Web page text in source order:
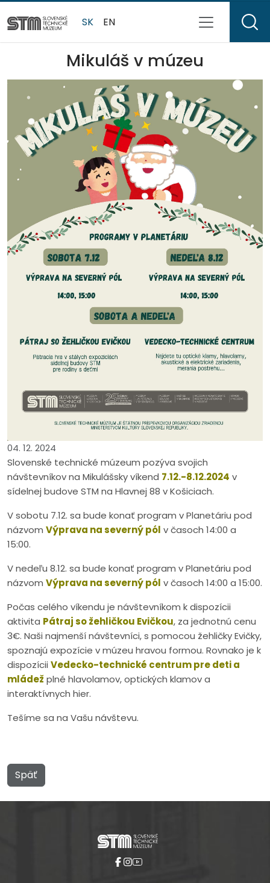
SK EN
Mikuláš v múzeu
04. 12. 2024
Slovenské technické múzeum pozýva svojich
návštevníkov na Mikulášsky víkend 7.12.-8.12.2024 v
sídelnej budove STM na Hlavnej 88 v Košiciach.
V sobotu 7.12. sa bude konať program v Planetáriu pod
názvom Výprava na severný pól v časoch 14:00 a
15:00.
V nedeľu 8.12. sa bude konať program v Planetáriu pod
názvom Výprava na severný pól v časoch 14:00 a 15:00.
Počas celého víkendu je návštevníkom k dispozícii
aktivita Pátraj so žehličkou Evičkou, za jednotnú cenu
3€. Naši najmenší návštevníci, s pomocou žehličky Evičky,
spoznajú expozície v múzeu hravou formou. Rovnako je k
dispozícii Vedecko-technické centrum pre deti a
mládež plné hlavolamov, optických klamov a
interaktívnych hier.
Tešíme sa na Vašu návštevu.
Späť